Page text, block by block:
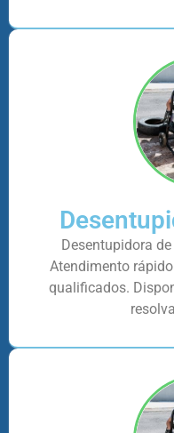
Desentupidora
Atendimento
qualificados.